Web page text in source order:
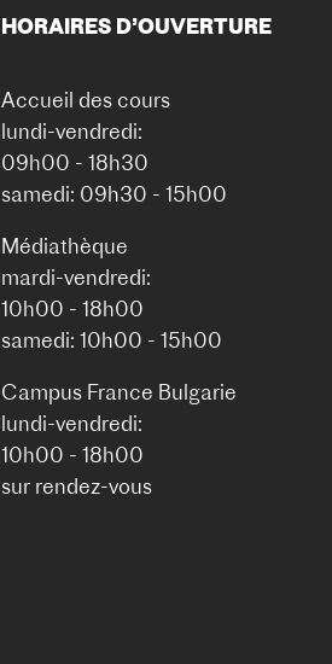
HORAIRES D’OUVERTURE
Accueil des cours
lundi-vendredi:
09h00 - 18h30
samedi: 09h30 - 15h00
Médiathèque
mardi-vendredi:
10h00 - 18h00
samedi: 10h00 - 15h00
Campus France Bulgarie
lundi-vendredi:
10h00 - 18h00
sur rendez-vous